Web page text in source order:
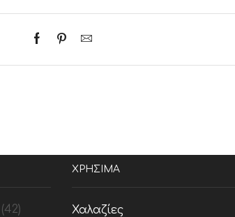
(42)
ΧΡΗΣΙΜΑ
Χαλαζίες